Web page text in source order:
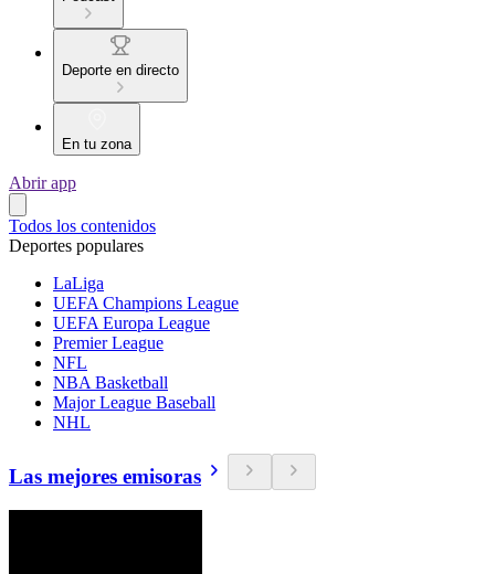
Deporte en directo
En tu zona
Abrir app
Todos los contenidos
Deportes populares
LaLiga
UEFA Champions League
UEFA Europa League
Premier League
NFL
NBA Basketball
Major League Baseball
NHL
Las mejores emisoras